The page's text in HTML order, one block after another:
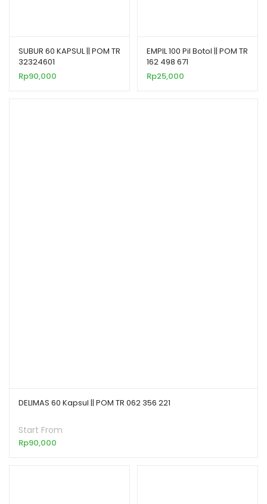
SUBUR 60 KAPSUL || POM TR
32324601
Rp90,000
EMPIL 100 Pil Botol || POM TR
162 498 671
Rp25,000
DELIMAS 60 Kapsul || POM TR 062 356 221
Start From
Rp90,000